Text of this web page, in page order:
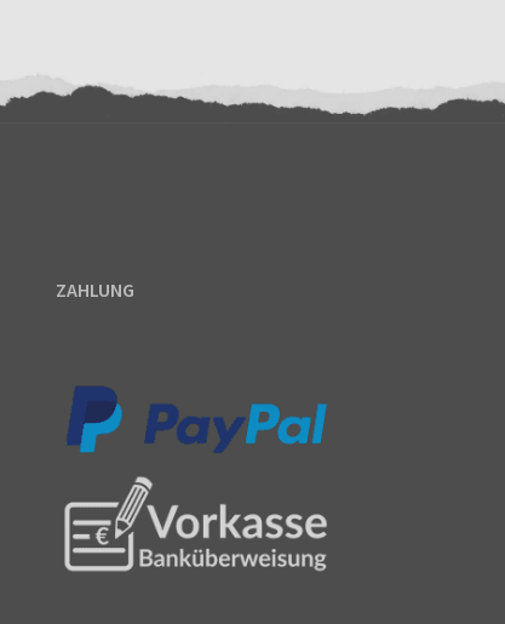
ZAHLUNG